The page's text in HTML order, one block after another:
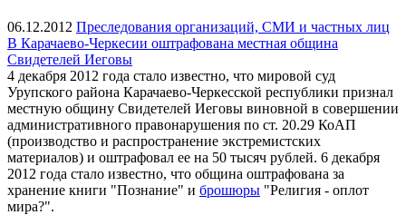
06.12.2012 Преследования организаций, СМИ и частных лиц
В Карачаево-Черкесии оштрафована местная община
Свидетелей Иеговы
4 декабря 2012 года стало известно, что мировой суд
Урупского района Карачаево-Черкесской республики признал
местную общину Свидетелей Иеговы виновной в совершении
административного правонарушения по ст. 20.29 КоАП
(производство и распространение экстремистских
материалов) и оштрафовал ее на 50 тысяч рублей. 6 декабря
2012 года стало известно, что община оштрафована за
хранение книги "Познание" и брошюры "Религия - оплот
мира?".